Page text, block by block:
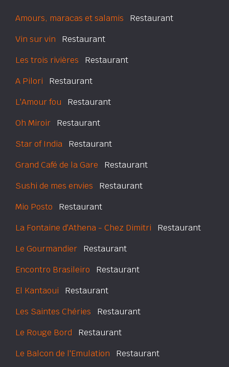
Amours, maracas et salamis Restaurant
Vin sur vin Restaurant
Les trois rivières Restaurant
A Pilori Restaurant
L'Amour fou Restaurant
Oh Miroir Restaurant
Star of India Restaurant
Grand Café de la Gare Restaurant
Sushi de mes envies Restaurant
Mio Posto Restaurant
La Fontaine d'Athena - Chez Dimitri Restaurant
Le Gourmandier Restaurant
Encontro Brasileiro Restaurant
El Kantaoui Restaurant
Les Saintes Chéries Restaurant
Le Rouge Bord Restaurant
Le Balcon de l'Emulation Restaurant